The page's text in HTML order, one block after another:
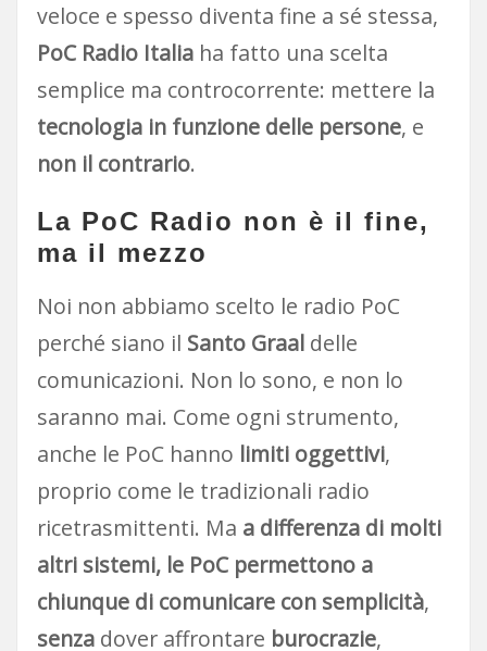
veloce e spesso diventa fine a sé stessa,
PoC Radio Italiaha fatto una scelta
semplice ma controcorrente: mettere la
tecnologia in funzione delle persone, e
non il contrario.
La PoC Radio non è il fine,
ma il mezzo
Noi non abbiamo scelto le radio PoC
perché siano il Santo Graaldelle
comunicazioni. Non lo sono, e non lo
saranno mai. Come ogni strumento,
anche le PoC hanno limiti oggettivi,
proprio come le tradizionali radio
ricetrasmittenti. Ma a differenza di molti
altri sistemi, le PoC permettono a
chiunque di comunicare con semplicità,
senza dover affrontare burocrazie,